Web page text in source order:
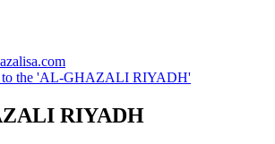
to the 'AL-GHAZALI RIYADH'
RIYADH